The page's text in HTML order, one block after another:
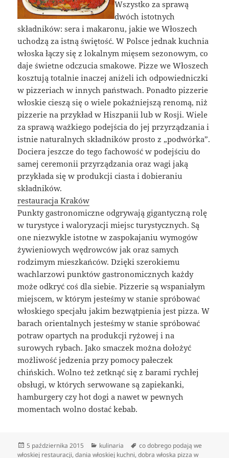
Wszystko za sprawą
dwóch istotnych
składników: sera i makaronu, jakie we Włoszech
uchodzą za istną świętość. W Polsce jednak kuchnia
włoska łączy się z lokalnym mięsem sezonowym, co
daje świetne odczucia smakowe. Pizze we Włoszech
kosztują totalnie inaczej aniżeli ich odpowiedniczki
w pizzeriach w innych państwach. Ponadto pizzerie
włoskie cieszą się o wiele pokaźniejszą renomą, niż
pizzerie na przykład w Hiszpanii lub w Rosji. Wiele
za sprawą ważkiego podejścia do jej przyrządzania i
istnie naturalnych składników prosto z „podwórka”.
Dociera jeszcze do tego fachowość w podejściu do
samej ceremonii przyrządzania oraz wagi jaką
przykłada się w produkcji ciasta i dobieraniu
składników.
restauracja Kraków
Punkty gastronomiczne odgrywają gigantyczną rolę
w turystyce i waloryzacji miejsc turystycznych. Są
one niezwykle istotne w zaspokajaniu wymogów
żywieniowych wędrowców jak oraz samych
rodzimym mieszkańców. Dzięki szerokiemu
wachlarzowi punktów gastronomicznych każdy
może odkryć coś dla siebie. Pizzerie są wspaniałym
miejscem, w którym jesteśmy w stanie spróbować
włoskiego specjału jakim bezwątpienia jest pizza. W
barach orientalnych jesteśmy w stanie spróbować
potraw opartych na produkcji ryżowej i na
surowych rybach. Jako smaczek można dołożyć
możliwość jedzenia przy pomocy pałeczek
chińskich. Wolno też zetknąć się z barami rychłej
obsługi, w których serwowane są zapiekanki,
hamburgery czy hot dogi a nawet w pewnych
momentach wolno dostać kebab.
Data
publikacji
5 października 2015 Kategorie
kulinaria Tagi
co dobrego podają we
włoskiej restauracji,dania włoskiej kuchni,dobra włoska pizza w